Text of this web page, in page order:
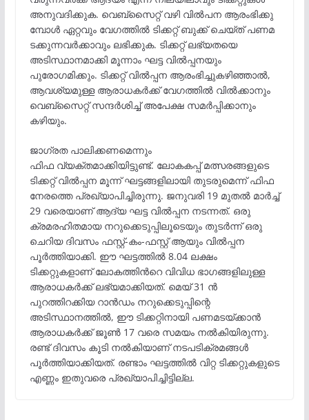
അ​നു​വ​ദി​ക്കു​ക. വെ​ബ്​​സൈ​റ്റ്​ വ​ഴി വി​ൽ​പ​ന ആ​രം​ഭി​ക്കു​
മ്പോ​ൾ ഏ​റ്റ​വും വേ​ഗ​ത്തി​ൽ ടി​ക്ക​റ്റ്​ ബു​ക്ക്​ ചെ​യ്ത്​ പ​ണ​മ​
ട​ക്കു​ന്ന​വ​ർ​ക്കാ​വും ല​ഭി​ക്കു​ക. ടിക്കറ്റ് ലഭ്യതയെ
അടിസ്ഥാനമാക്കി മൂന്നാം ഘട്ട വിൽപ്പനയും
പുരോഗമിക്കും. ടിക്കറ്റ് വിൽപ്പന ആരംഭിച്ചുകഴിഞ്ഞാൽ,
ആവശ്യമുള്ള ആരാധകർക്ക് വേഗത്തിൽ വിൽക്കാനും
വെബ്സൈറ്റ് സന്ദർശിച്ച് അപേക്ഷ സമർപ്പിക്കാനും
കഴിയും.
ജാഗ്രത പാലിക്കണമെന്നും
ഫിഫ വ്യക്തമാക്കിയിട്ടുണ്ട്. ലോകകപ്പ് മത്സരങ്ങളുടെ
ടിക്കറ്റ് വിൽപ്പന മൂന്ന് ഘട്ടങ്ങളിലായി തുടരുമെന്ന് ഫിഫ
നേരത്തെ പ്രഖ്യാപിച്ചിരുന്നു. ജനുവരി 19 മുതൽ മാർച്ച്
29 വരെയാണ് ആദ്യ ഘട്ട വിൽപ്പന നടന്നത്. ഒരു
ക്രമരഹിതമായ നറുക്കെടുപ്പിലൂടെയും തുടർന്ന് ഒരു
ചെറിയ ദിവസം ഫസ്റ്റ്-കം-ഫസ്റ്റ് ആയും വിൽപ്പന
പൂർത്തിയാക്കി. ഈ ഘട്ടത്തിൽ 8.04 ലക്ഷം
ടിക്കറ്റുകളാണ് ലോകത്തിൻറെ വിവിധ ഭാഗങ്ങളിലുള്ള
ആരാധകർക്ക് ലഭ്യമാക്കിയത്. മെയ് 31 ൻ
പുറത്തിറക്കിയ റാൻഡം നറുക്കെടുപ്പിന്റെ
അടിസ്ഥാനത്തിൽ, ഈ ടിക്കറ്റിനായി പണമടയ്ക്കാൻ
ആരാധകർക്ക് ജൂൺ 17 വരെ സമയം നൽകിയിരുന്നു.
രണ്ട് ദിവസം കൂടി നൽകിയാണ് നടപടിക്രമങ്ങൾ
പൂർത്തിയാക്കിയത്. രണ്ടാം ഘട്ടത്തിൽ വിറ്റ ടിക്കറ്റുകളുടെ
എണ്ണം ഇതുവരെ പ്രഖ്യാപിച്ചിട്ടില്ല.